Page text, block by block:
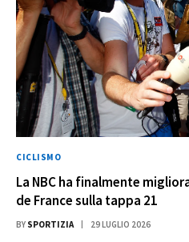
CICLISMO
La NBC ha finalmente
de France sulla tappa 21
BY SPORTIZIA 29 LUGLIO 2026